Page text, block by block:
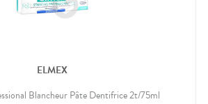
ELMEX
Blancheur Pâte Dentifrice 2t/75ml